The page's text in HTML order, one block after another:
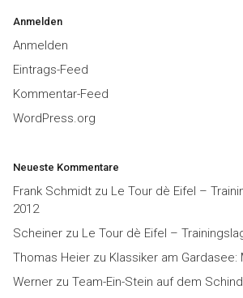
Anmelden
Anmelden
Eintrags-Feed
Kommentar-Feed
WordPress.org
Neueste Kommentare
Frank Schmidt zu Le Tour dè Eifel –
2012
Scheiner zu Le Tour dè Eifel –
Thomas Heier zu Klassiker am Gardasee:
Werner zu Team-Ein-Stein auf dem